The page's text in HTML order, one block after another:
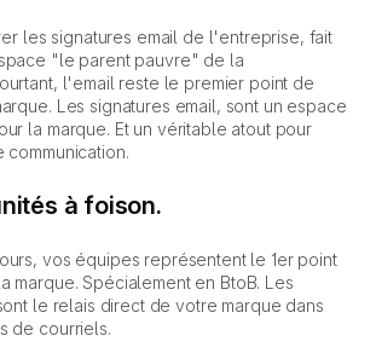
les signatures email de l'entreprise, fait
"le parent pauvre" de la
l'email reste le premier point de
Les signatures email, sont un espace
la marque. Et un véritable atout pour
à foison.
vos équipes représentent le 1er point
marque. Spécialement en BtoB. Les
le relais direct de votre marque dans
de courriels.